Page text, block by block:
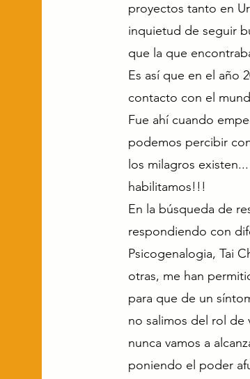
proyectos tanto en
inquietud de seguir
que la que
Es así que en el año
contacto con el
Fue ahí cuando
podemos percibir
los milagros
habilitamos!!!
En la búsqueda de
respondiendo con
Psicogenalogia, Tai
otras, me han
para que de un
no salimos del rol de
nunca vamos a
poniendo el poder